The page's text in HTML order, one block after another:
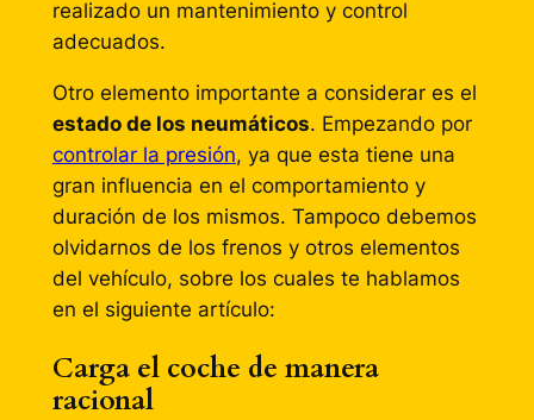
realizado un mantenimiento y control
adecuados.
Otro elemento importante a considerar es el
estado de los neumáticos. Empezando por
controlar la presión, ya que esta tiene una
gran influencia en el comportamiento y
duración de los mismos. Tampoco debemos
olvidarnos de los frenos y otros elementos
del vehículo, sobre los cuales te hablamos
en el siguiente artículo:
Carga el coche de manera
racional